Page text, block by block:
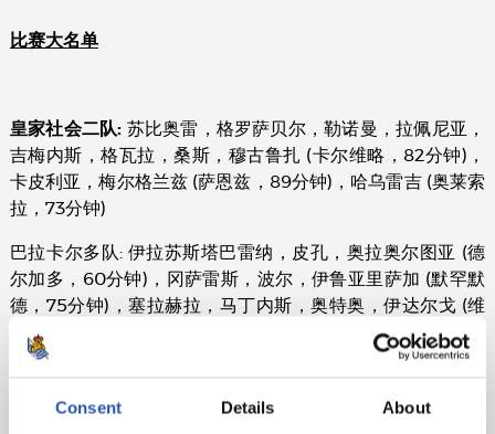
Consent Details About
比赛大名单
皇家社会二队: 苏比奥雷，格罗萨贝尔，勒诺曼，拉佩尼亚，
吉梅内斯，格瓦拉，桑斯，穆古鲁扎 (卡尔维略，82分钟)，
卡皮利亚，梅尔格兰兹 (萨恩兹，89分钟)，哈乌雷吉 (奥莱索
拉，73分钟)
巴拉卡尔多队: 伊拉苏斯塔巴雷纳，皮孔，奥拉奥尔图亚 (德
尔加多，60分钟)，冈萨雷斯，波尔，伊鲁亚里萨加 (默罕默
德，75分钟)，塞拉赫拉，马丁内斯，奥特奥，伊达尔戈 (维
多利亚，60分钟)，布埃纳卡萨
伊达尔戈，42分钟; 3-1哈乌雷吉，45分钟